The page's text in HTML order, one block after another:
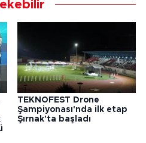
TEKNOFEST Drone
Şampiyonası'nda ilk etap
Şırnak'ta başladı